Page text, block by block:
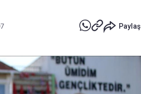
Paylaş